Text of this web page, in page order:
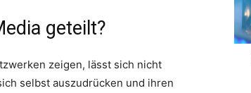
geteilt?
zeigen, lässt sich nicht
selbst auszudrücken und ihren